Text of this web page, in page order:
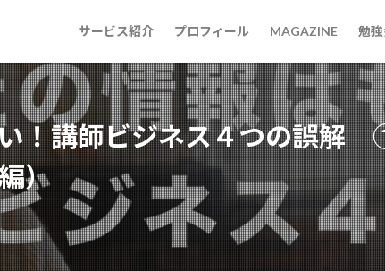
サービス紹介 プロフィール MAGAZINE 勉
！講師ビジネス４つの誤解
）